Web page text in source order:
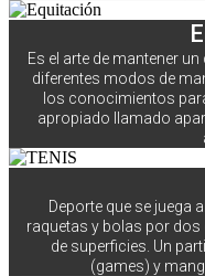
Es el arte de mantener
diferentes modos de
los conocimientos
apropiado llamado
Deporte que se juega
raquetas y bolas por
de superficies. Un
(games) y